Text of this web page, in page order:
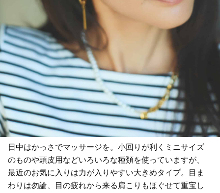
日中はかっさでマッサージを。小回りが利くミニサイズ
のものや頭皮用などいろいろな種類を使っていますが、
最近のお気に入りは力が入りやすい大きめタイプ。目ま
わりは勿論、目の疲れから来る肩こりもほぐせて重宝し